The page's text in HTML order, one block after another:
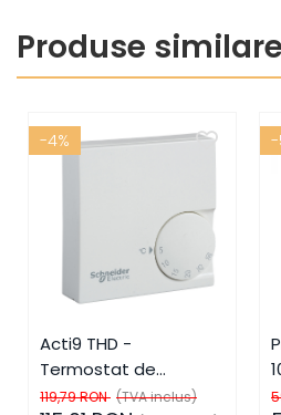
Produse similare
-4%
Acti9 THD -
Termostat de
ambient, SCH-15870,
119,79 RON (TVA inclus)
-